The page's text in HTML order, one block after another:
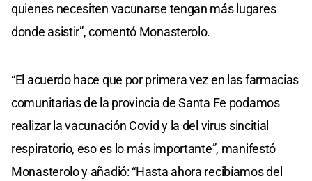
quienes necesiten vacunarse tengan más lugares
donde asistir”, comentó Monasterolo.
“El acuerdo hace que por primera vez en las farmacias
comunitarias de la provincia de Santa Fe podamos
realizar la vacunación Covid y la del virus sincitial
respiratorio, eso es lo más importante”, manifestó
Monasterolo y añadió: “Hasta ahora recibíamos del